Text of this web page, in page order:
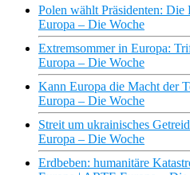
Polen wählt Präsidenten:
Europa – Die Woche
Extremsommer in Europa:
Europa – Die Woche
Kann Europa die Macht der
Europa – Die Woche
Streit um ukrainisches
Europa – Die Woche
Erdbeben: humanitäre